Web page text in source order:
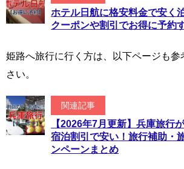
ホテル日航に格安料金で安く
クーポンや割引でお得に予約
姫路へ旅行に行く方は、以下ページも参
さい。
関連記事
【2026年7月更新】兵庫旅行
宿泊割引で安い！旅行補助・
ンペーンまとめ